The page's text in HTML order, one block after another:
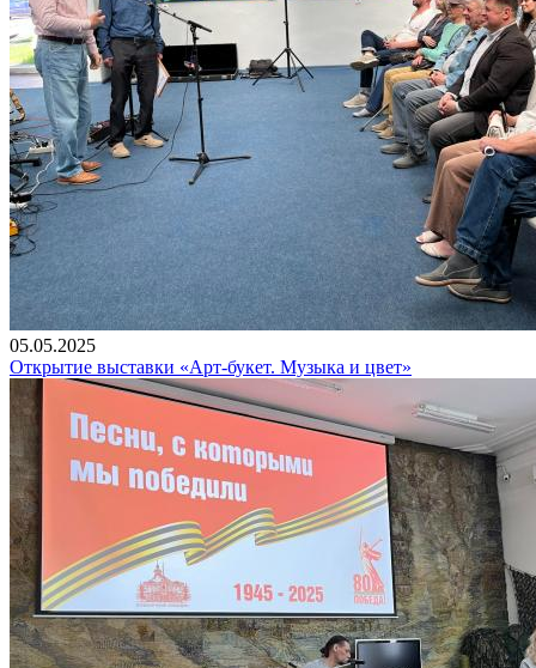
05.05.2025
Открытие выставки «Арт-букет. Музыка и цвет»